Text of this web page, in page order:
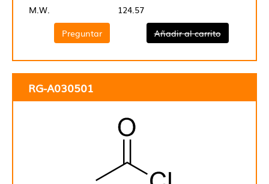
M.W.
124.57
Preguntar
Añadir al carrito
RG-A030501